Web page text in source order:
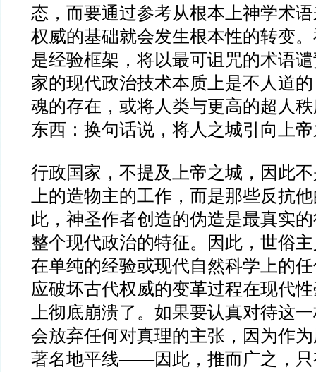
态，而要通过参考从根本上神学术
权威的基础就会发生根本性的转变
是经验框架，将以最可诅咒的术语
家的现代政治技术本质上是不人道
魂的存在，或将人类与更高的超人
东西：换句话说，将人之城引向上
行政国家，不提及上帝之城，因此
上的造物主的工作，而是那些反抗
此，神圣作者创造的伪造是最真实
整个现代政治的特征。因此，世俗
在单纯的经验或现代自然科学上的
应破坏古代权威的变革过程在现代
上彻底崩溃了。如果要认真对待这
会放弃任何对真理的主张，因为作
著名地平线——因此，推而广之，